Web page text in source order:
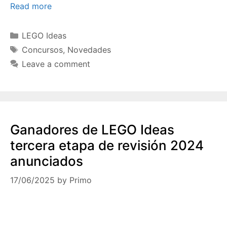
Read more
Categories
LEGO Ideas
Tags
Concursos, Novedades
Leave a comment
Ganadores de LEGO Ideas
tercera etapa de revisión 2024
anunciados
17/06/2025 by Primo